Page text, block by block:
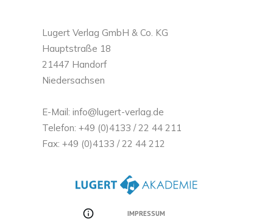
Lugert Verlag GmbH & Co. KG
Hauptstraße 18
21447 Handorf
Niedersachsen
E-Mail: info@lugert-verlag.de
Telefon: +49 (0)4133 / 22 44 211
Fax: +49 (0)4133 / 22 44 212
IMPRESSUM